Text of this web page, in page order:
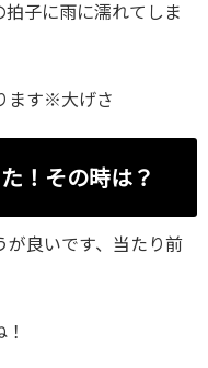
子に雨に濡れてしま
ます※大げさ
！その時は？
が良いです、当たり前